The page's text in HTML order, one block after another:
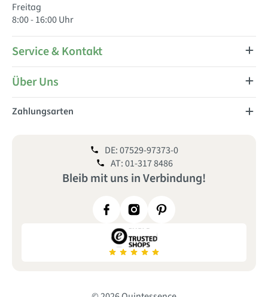
Freitag
8:00 - 16:00 Uhr
Service & Kontakt
Über Uns
Zahlungsarten
Bleib mit uns inVerbindung!
DE: 07529-97373-0
AT: 01-317 8486